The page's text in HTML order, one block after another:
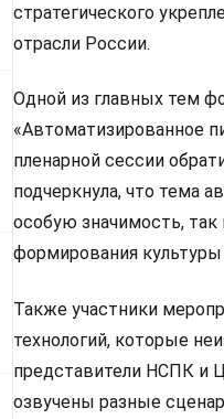
стратегического
отрасли России.
Одной из главных тем
«Автоматизированное
пленарной сессии
подчеркнула, что тема
особую значимость, так
формирования культуры
Также участники
технологий, которые
представители НСПК и
озвучены разные